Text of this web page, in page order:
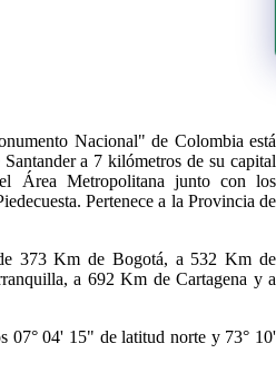
Nacional" de Colombia está
a 7 kilómetros de su capital
Área Metropolitana junto con los
Pertenece a la Provincia de
373 Km de Bogotá, a 532 Km de
a 692 Km de Cartagena y a
07° 04' 15" de latitud norte y 73° 10'